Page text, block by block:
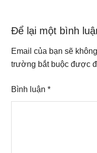
Reader
Interactions
Để lại một bình
Email của bạn sẽ
trường bắt buộc được
Bình luận*